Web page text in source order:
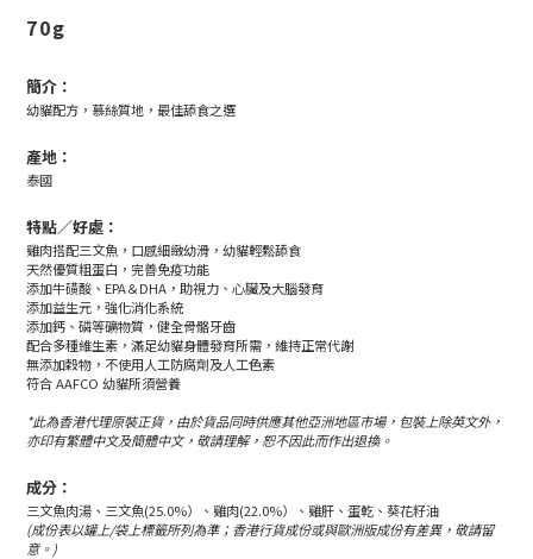
70g
簡介：
幼貓配方，慕絲質地，最佳舔食之選
產地：
泰國
特點／好處：
雞肉搭配三文魚，口感細緻幼滑，幼貓輕鬆舔食
天然優質粗蛋白，完善免疫功能
添加牛磺酸、EPA＆DHA，助視力、心臟及大腦發育
添加益生元，強化消化系統
添加鈣、磷等礦物質，健全骨骼牙齒
配合多種維生素，滿足幼貓身體發育所需，維持正常代謝
無添加穀物，不使用人工防腐劑及人工色素
符合 AAFCO 幼貓所須營養
*此為香港代理原裝正貨，由於貨品同時供應其他亞洲地區市場，包裝上除英文外，
亦印有繁體中文及簡體中文，敬請理解，恕不因此而作出退換。
成分：
三文魚肉湯、三文魚(25.0%）、雞肉(22.0%）、雞肝、蛋乾、葵花籽油
(成份表以罐上/袋上標籤所列為準；香港行貨成份或與歐洲版成份有差異，敬請留
意。)